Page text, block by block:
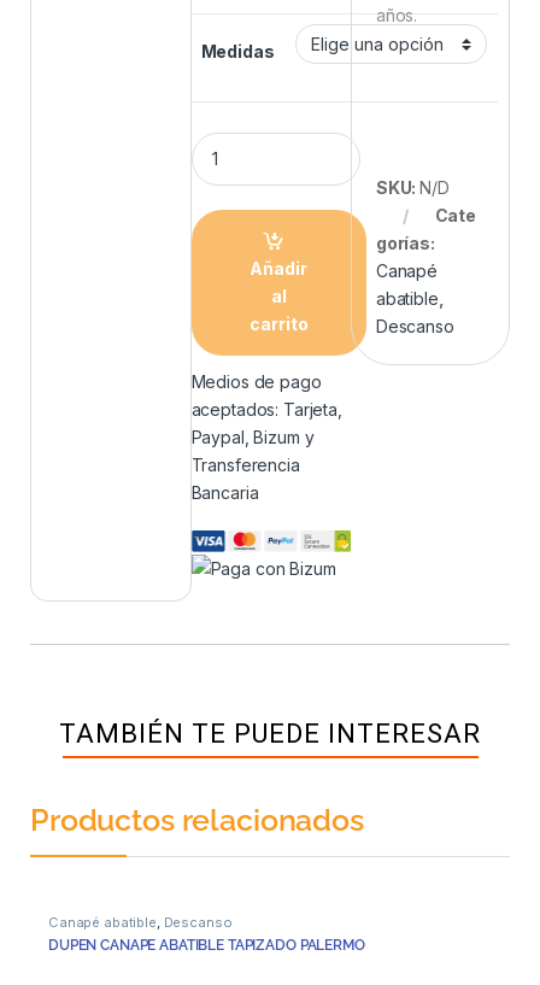
Medidas
Añadir
al
carrito
Medios de pago
aceptados: Tarjeta,
Paypal, Bizum y
Transferencia
Bancaria
años.
SKU:N/D
Cate
gorías:
Canapé
abatible
Descanso
TAMBIÉN TE PUEDE INTERESAR
Productos relacionados
Canapé abatible, Descanso
DUPEN CANAPE ABATIBLE TAPIZADO PALERMO